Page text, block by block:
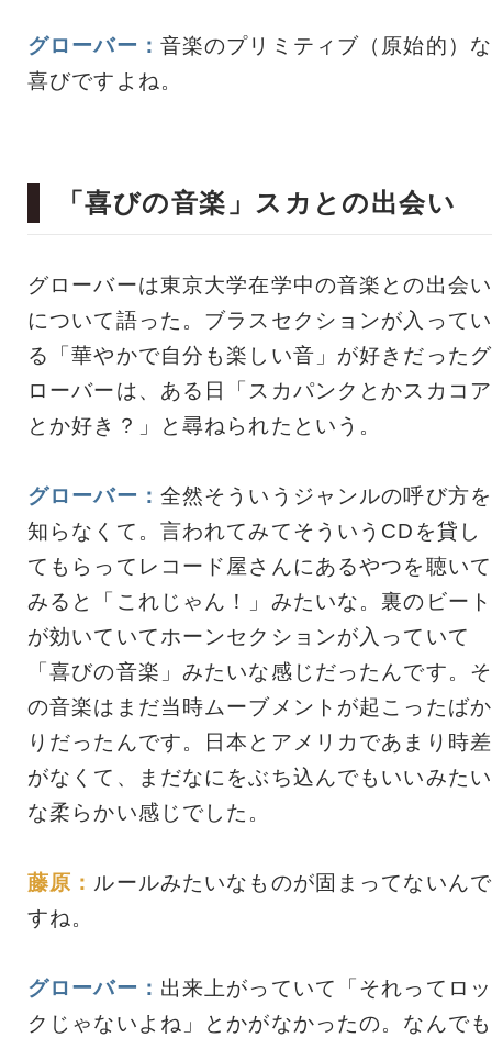
グローバー： 音楽のプリミティブ（原始的）な
喜びですよね。
「喜びの音楽」スカとの出会い
グローバーは東京大学在学中の音楽との出会い
について語った。ブラスセクションが入ってい
る「華やかで自分も楽しい音」が好きだったグ
ローバーは、ある日「スカパンクとかスカコア
とか好き？」と尋ねられたという。
グローバー： 全然そういうジャンルの呼び方を
知らなくて。言われてみてそういうCDを貸し
てもらってレコード屋さんにあるやつを聴いて
みると「これじゃん！」みたいな。裏のビート
が効いていてホーンセクションが入っていて
「喜びの音楽」みたいな感じだったんです。そ
の音楽はまだ当時ムーブメントが起こったばか
りだったんです。日本とアメリカであまり時差
がなくて、まだなにをぶち込んでもいいみたい
な柔らかい感じでした。
藤原： ルールみたいなものが固まってないんで
すね。
グローバー： 出来上がっていて「それってロッ
クじゃないよね」とかがなかったの。なんでも